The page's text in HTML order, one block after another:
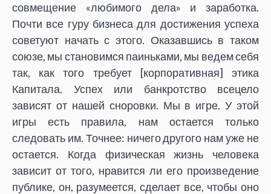
совмещение «любимого дела» и заработка.
Почти все гуру бизнеса для достижения успеха
советуют начать с этого. Оказавшись в таком
союзе, мы становимся паиньками, мы ведем себя
так, как того требует [корпоративная] этика
Капитала. Успех или банкротство всецело
зависят от нашей сноровки. Мы в игре. У этой
игры есть правила, нам остается только
следовать им. Точнее: ничего другого нам уже не
остается. Когда физическая жизнь человека
зависит от того, нравится ли его произведение
публике, он, разумеется, сделает все, чтобы оно